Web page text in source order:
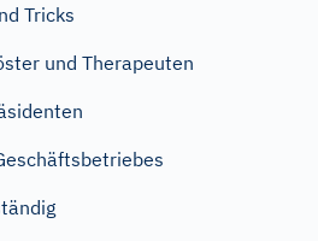
Tricks
und Therapeuten